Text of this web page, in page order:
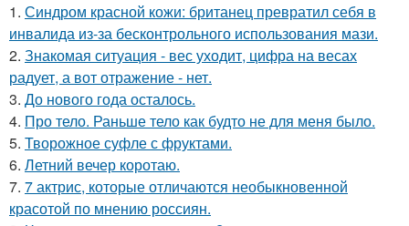
1. Синдром красной кожи: британец превратил себя в
инвалида из-за бесконтрольного использования мази.
2. Знакомая ситуация - вес уходит, цифра на весах
радует, а вот отражение - нет.
3. До нового года осталось.
4. Про тело. Раньше тело как будто не для меня было.
5. Творожное суфле с фруктами.
6. Летний вечер коротаю.
7. 7 актрис, которые отличаются необыкновенной
красотой по мнению россиян.